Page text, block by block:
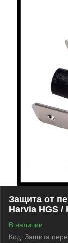
Защита от
Harvia HGS /
В наличии
Код: Защита